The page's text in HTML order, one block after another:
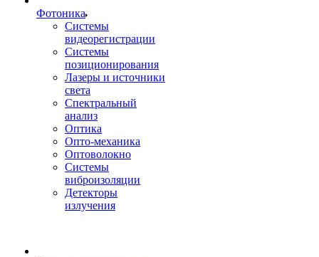
Фотоника
Cистемы
видеорегистрации
Системы
позиционирования
Лазеры и источники
света
Спектральный
анализ
Оптика
Опто-механика
Оптоволокно
Системы
виброизоляции
Детекторы
излучения